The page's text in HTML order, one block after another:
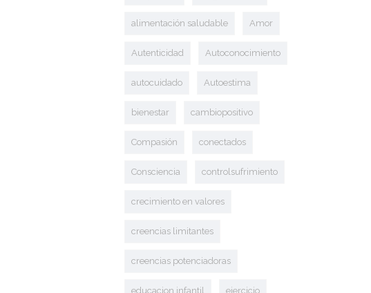
alimentación saludable Amor
Autenticidad Autoconocimiento
autocuidado Autoestima
bienestar cambiopositivo
Compasión conectados
Consciencia controlsufrimiento
crecimiento en valores
creencias limitantes
creencias potenciadoras
educacion infantil ejercicio